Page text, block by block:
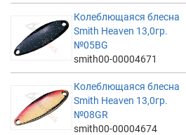
Колеблющаяся блесна
Smith Heaven 13,0гр.
№05BG
smith00-00004671
Колеблющаяся блесна
Smith Heaven 13,0гр.
№08GR
smith00-00004674